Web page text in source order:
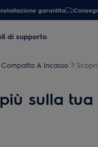
garantita
di supporto
A Incasso
sulla